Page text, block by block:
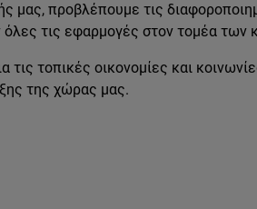
μας, προβλέπουμε τις
τις εφαρμογές στον τομέα των
τοπικές οικονομίες και
της χώρας μας.